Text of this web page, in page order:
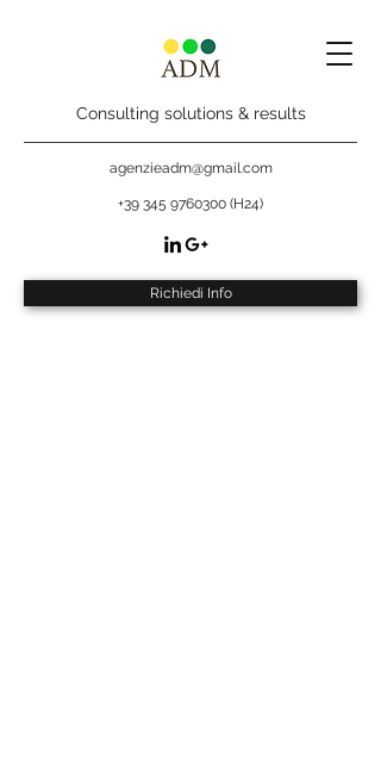
Richiedi Info
+39 345 9760300 (H24)
agenzieadm@gmail.com
Consulting solutions & results